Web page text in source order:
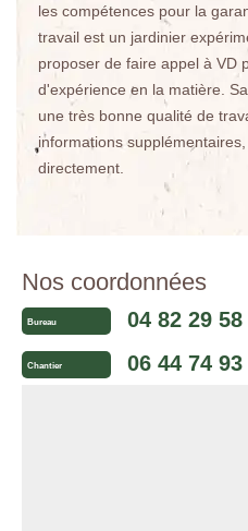
les compétences pour la
travail est un jardinier
proposer de faire appel à VD
d'expérience en la matière.
une très bonne qualité de
informations
directement.
Nos coordonnées
Bureau 04 82 29 58
Chantier 06 44 74 93